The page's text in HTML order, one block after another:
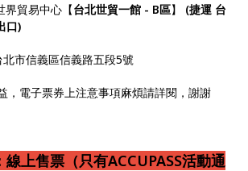
貿易中心【台北世貿一館 - B區】
(捷運 台
口)
區信義路五段5號
，電子票券上注意事項麻煩請詳閱，謝謝
上售票（只有ACCUPASS活動通